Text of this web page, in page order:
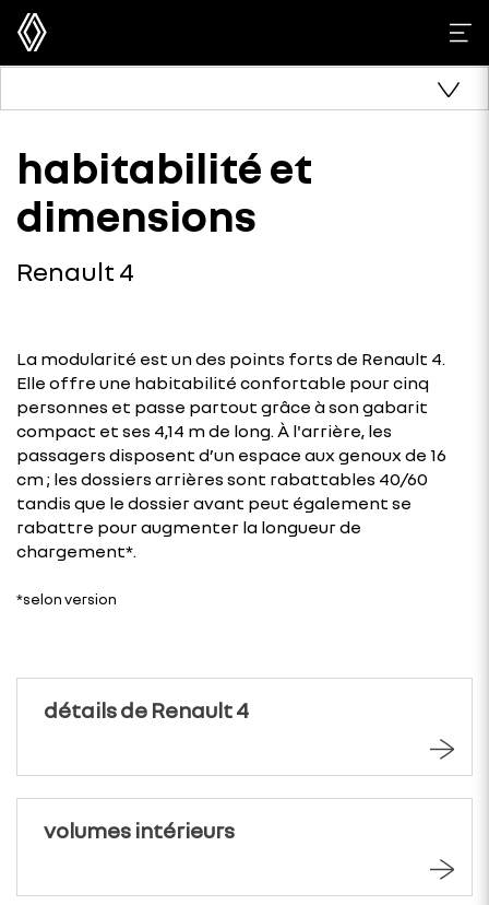
habitabilité et
dimensions
Renault 4
La modularité est un des points forts de Renault 4.
Elle offre une habitabilité confortable pour cinq
personnes et passe partout grâce à son gabarit
compact et ses 4,14 m de long. À l'arrière, les
passagers disposent d’un espace aux genoux de 16
cm ; les dossiers arrières sont rabattables 40/60
tandis que le dossier avant peut également se
rabattre pour augmenter la longueur de
chargement*.
*selon version
détails de Renault 4
volumes intérieurs